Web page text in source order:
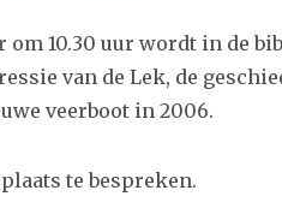
om 10.30 uur wordt in de
van de Lek, de
veerboot in 2006.
te bespreken.